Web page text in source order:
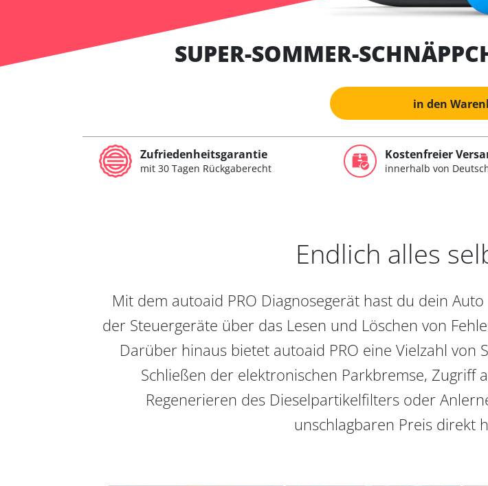
SUPER-SOMMER-
in den
Zufriedenheitsgarantie
mit 30 Tagen Rückgaberecht
Kostenfreier
innerhalb von
Endlich alles
Mit dem autoaid PRO Diagnosegerät hast du dein
der Steuergeräte über das Lesen und Löschen von
Darüber hinaus bietet autoaid PRO eine Vielzahl
Schließen der elektronischen Parkbremse, Zugriff
Regenerieren des Dieselpartikelfilters oder
unschlagbaren Preis direkt